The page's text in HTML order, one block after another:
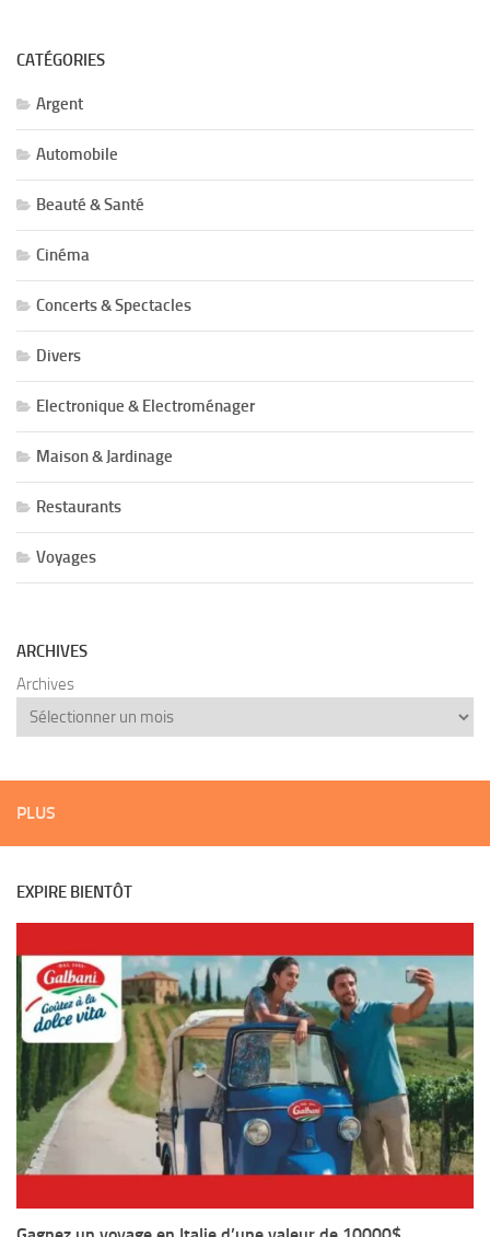
CATÉGORIES
Argent
Automobile
Beauté & Santé
Cinéma
Concerts & Spectacles
Divers
Electronique & Electroménager
Maison & Jardinage
Restaurants
Voyages
ARCHIVES
Archives
PLUS
EXPIRE BIENTÔT